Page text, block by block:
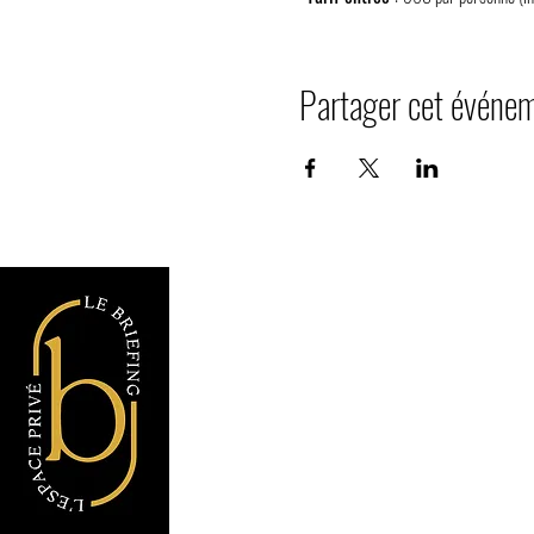
Partager cet